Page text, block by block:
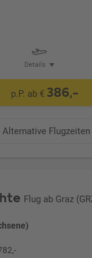
Details
p.P. ab € 386,-
Alternative Flugzeiten
Flug ab Graz